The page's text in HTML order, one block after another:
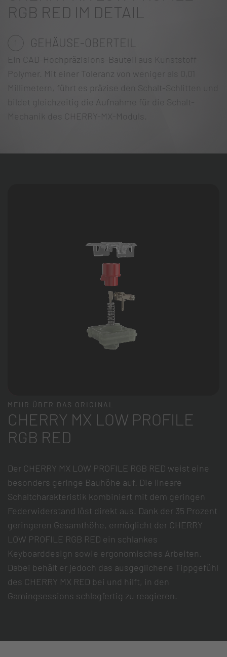
RGB RED IM DETAIL
1 GEHÄUSE-OBERTEIL
Ein CAD-Hochpräzisions-Bauteil aus Kunststoff-
Polymer. Mit einer Toleranz von weniger als 0,01
Millimetern, führt es präzise den Schalt-Schlitten und
bildet gleichzeitig die Aufnahme für die Schalt-
Mechanik des CHERRY-MX-Moduls.
MEHR ÜBER DAS ORIGINAL
CHERRY MX LOW PROFILE
RGB RED
Der CHERRY MX LOW PROFILE RGB RED weist eine
besonders geringe Bauhöhe auf. Die lineare
Schaltcharakteristik kombiniert mit dem geringen
Federwiderstand löst direkt aus. Dank der 35 Prozent
geringeren Gesamthöhe, ermöglicht der CHERRY
LOW PROFILE RGB RED ein schlankes
Keyboarddesign sowie ergonomisches Arbeiten.
Dabei behält er jedoch das ausgeglichene Tippgefühl
des CHERRY MX RED bei und hilft, in den
Gamingsessions schlagfertig zu reagieren.